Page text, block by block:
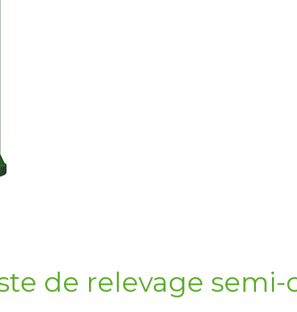
de relevage